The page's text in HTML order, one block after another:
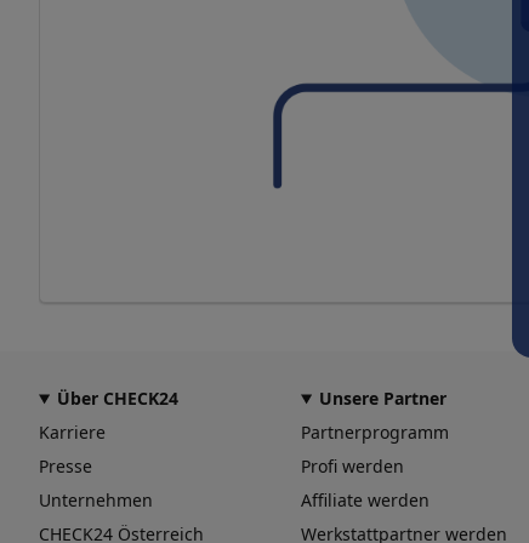
Über CHECK24
Karriere
Presse
Unternehmen
CHECK24 Österreich
Unsere Partner
Partnerprogramm
Profi werden
Affiliate werden
Werkstattpartner werden